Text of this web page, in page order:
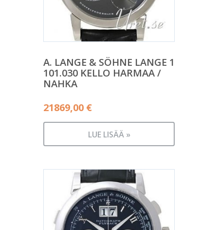
A. LANGE & SÖHNE LANGE 1
101.030 KELLO HARMAA /
NAHKA
21869,00 €
LUE LISÄÄ »